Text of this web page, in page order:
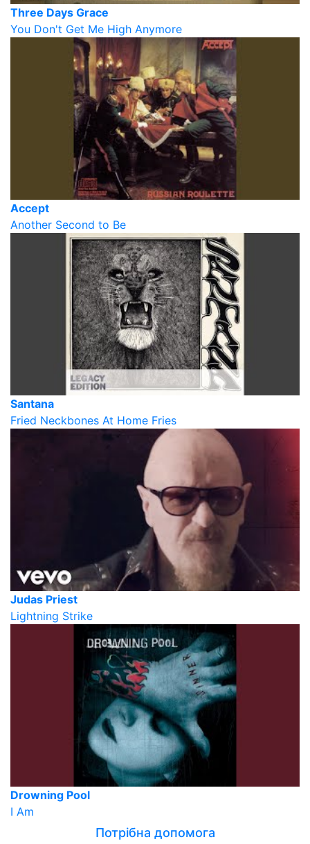
Three Days Grace
You Don't Get Me High Anymore
Accept
Another Second to Be
Santana
Fried Neckbones At Home Fries
Judas Priest
Lightning Strike
Drowning Pool
I Am
Потрібна допомога